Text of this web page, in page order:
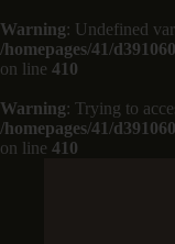
Warning: Undefined
/homepages/41/
on line 410
Warning: Trying to
/homepages/41/
on line 410